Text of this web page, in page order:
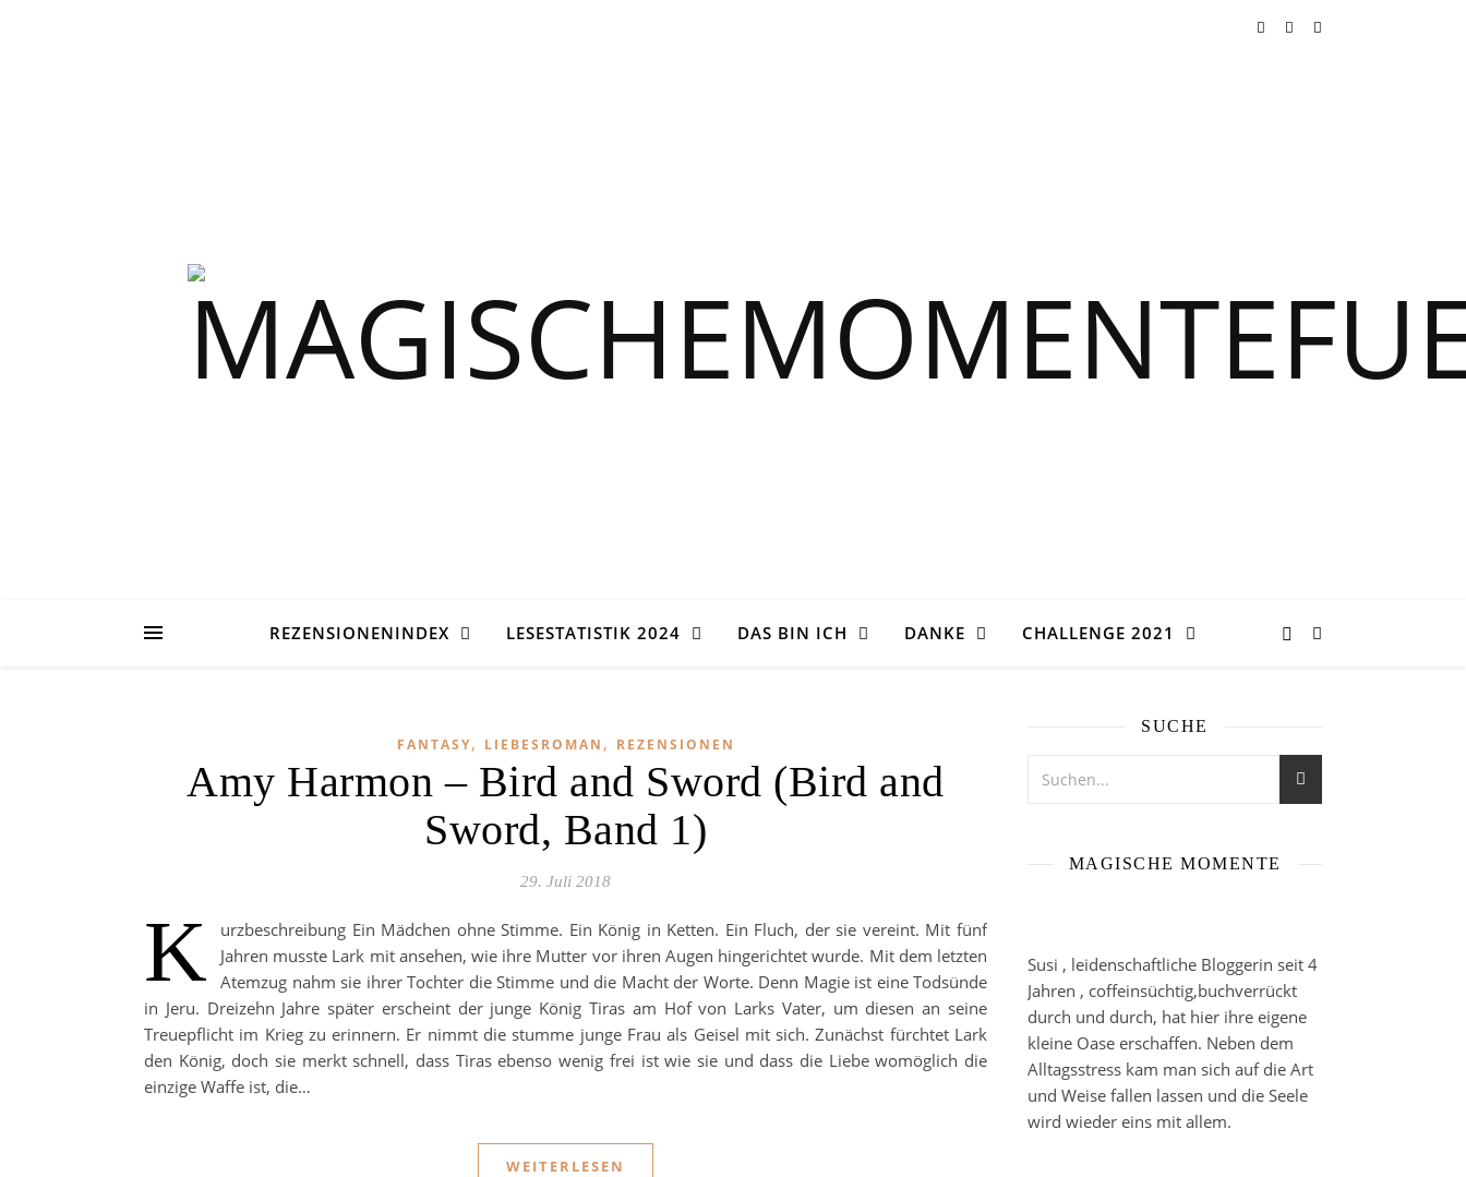
REZENSIONENINDEX LESESTATISTIK 2024 DAS BIN ICH DANKE CHALLENGE 2021
FANTASY, LIEBESROMAN , REZENSIONEN
Amy Harmon – Bird and Sword (Bird and
Sword, Band 1)
29. Juli 2018
K
urzbeschreibung Ein Mädchen ohne Stimme. Ein König in Ketten. Ein Fluch, der sie vereint. Mit fünf
Jahren musste Lark mit ansehen, wie ihre Mutter vor ihren Augen hingerichtet wurde. Mit dem letzten
Atemzug nahm sie ihrer Tochter die Stimme und die Macht der Worte. Denn Magie ist eine Todsünde
in Jeru. Dreizehn Jahre später erscheint der junge König Tiras am Hof von Larks Vater, um diesen an seine
Treuepflicht im Krieg zu erinnern. Er nimmt die stumme junge Frau als Geisel mit sich. Zunächst fürchtet Lark
den König, doch sie merkt schnell, dass Tiras ebenso wenig frei ist wie sie und dass die Liebe womöglich die
einzige Waffe ist, die…
WEITERLESEN
SUCHE
MAGISCHE MOMENTE
Susi , leidenschaftliche Bloggerin seit 4
Jahren , coffeinsüchtig,buchverrückt
durch und durch, hat hier ihre eigene
kleine Oase erschaffen. Neben dem
Alltagsstress kam man sich auf die Art
und Weise fallen lassen und die Seele
wird wieder eins mit allem.